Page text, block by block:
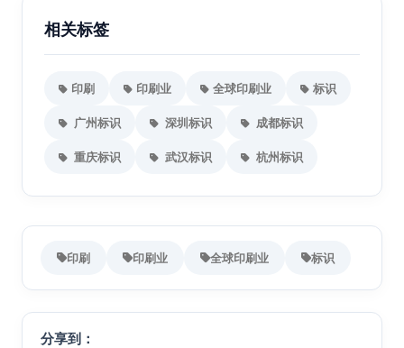
相关标签
印刷 印刷业 全球印刷业 标识
广州标识 深圳标识 成都标识
重庆标识 武汉标识 杭州标识
印刷 印刷业 全球印刷业 标识
分享到：